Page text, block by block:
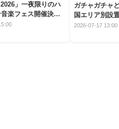
」一夜限りのハ
楽フェス開催決
ガチャガチャ
国エリア別設
2026-07-17 13:00